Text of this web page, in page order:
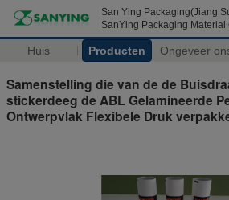
San Ying Packaging(Jiang
SanYing Packaging Material
Huis Producten Ongeveer
Samenstelling die van de de
stickerdeeg de ABL Gelamineerde
Ontwerpvlak Flexibele Druk